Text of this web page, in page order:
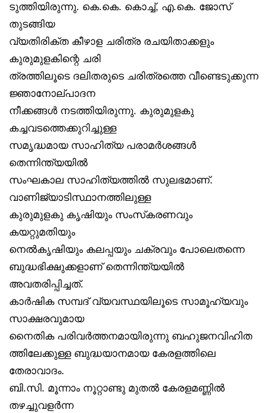
ടുത്തിയിരുന്നു. കെ.കെ. കൊച്ച്, എ.കെ. ജോസ്
തുടങ്ങിയ
വ്യതിരിക്ത കീഴാള ചരിത്ര രചയിതാക്കളും
കുരുമുളകിന്റെ ചരി
ത്രത്തിലൂടെ ദലിതരുടെ ചരിത്രത്തെ വീണ്ടെടുക്കുന്ന
ജ്ഞാനോല്പാദന
നീക്കങ്ങൾ നടത്തിയിരുന്നു. കുരുമുളകു
കച്ചവടത്തെക്കുറിച്ചുള്ള
സമൃദ്ധമായ സാഹിത്യ പരാമർശങ്ങൾ
തെന്നിന്ത്യയിൽ
സംഘകാല സാഹിത്യത്തിൽ സുലഭമാണ്.
വാണിജ്യാടിസ്ഥാനത്തിലുള്ള
കുരുമുളകു കൃഷിയും സംസ്‌കരണവും
കയറ്റുമതിയും
നെൽകൃഷിയും കലപ്പയും ചക്രവും പോലെതന്നെ
ബുദ്ധഭിക്ഷുക്കളാണ് തെന്നിന്ത്യയിൽ
അവതരിപ്പിച്ചത്.
കാർഷിക സമ്പദ് വ്യവസ്ഥയിലൂടെ സാമൂഹ്യവും
സാക്ഷരവുമായ
നൈതിക പരിവർത്തനമായിരുന്നു ബഹുജനവിഹിത
ത്തിലേക്കുള്ള ബുദ്ധയാനമായ കേരളത്തിലെ
തേരാവാദം.
ബി.സി. മൂന്നാം നൂറ്റാണ്ടു മുതൽ കേരളമണ്ണിൽ
തഴച്ചുവളർന്ന